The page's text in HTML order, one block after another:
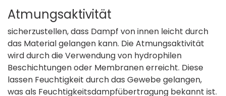
Atmungsaktivität
sicherzustellen, dass Dampf von innen leicht durch
das Material gelangen kann. Die Atmungsaktivität
wird durch die Verwendung von hydrophilen
Beschichtungen oder Membranen erreicht. Diese
lassen Feuchtigkeit durch das Gewebe gelangen,
was als Feuchtigkeitsdampfübertragung bekannt ist.